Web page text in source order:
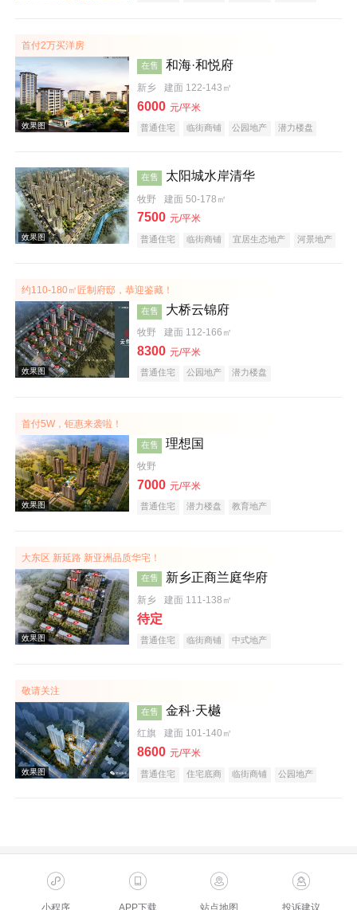
效果图
效果图
效果图
首付2万买洋房
效果图
在售 和海·和悦府
新乡 建面 122-143㎡
6000 元/平米
普通住宅 临街商铺 公园地产
潜力楼盘
在售 太阳城水岸清华
牧野 建面 50-178㎡
7500 元/平米
普通住宅 临街商铺 宜居生态地产
河景地产
约110-180㎡匠制府邸，恭迎鉴藏！
在售 大桥云锦府
牧野 建面 112-166㎡
8300 元/平米
普通住宅 公园地产 潜力楼盘
首付5W，钜惠来袭啦！
在售 理想国
牧野
7000 元/平米
普通住宅 潜力楼盘 教育地产
大东区 新延路 新亚洲品质华宅！
在售 新乡正商兰庭华府
新乡 建面 111-138㎡
待定
普通住宅 临街商铺 中式地产
敬请关注
在售 金科·天樾
红旗 建面 101-140㎡
8600 元/平米
普通住宅 住宅底商 临街商铺
公园地产